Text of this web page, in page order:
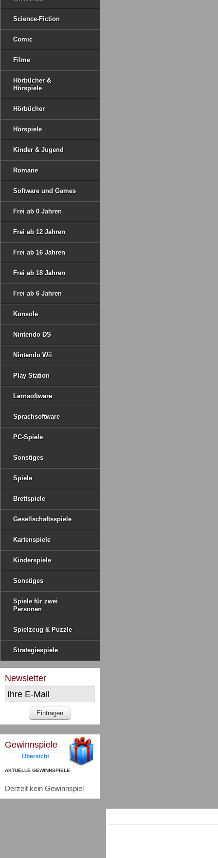
Science-Fiction
Comic
Filme
Hörbücher &
Hörspiele
Hörbücher
Hörspiele
Kinder & Jugend
Romane
Software und Games
Frei ab 0 Jahren
Frei ab 12 Jahren
Frei ab 16 Jahren
Frei ab 18 Jahren
Frei ab 6 Jahren
Konsole
Nintendo DS
Nintendo Wii
Play Station
Lernsoftware
Sprachsoftware
PC-Spiele
Sonstiges
Spiele
Brettspiele
Gesellschaftsspiele
Kartenspiele
Kinderspiele
Sonstiges
Spiele für zwei
Personen
Spielzeug & Puzzle
Strategiespiele
Newsletter
Gewinnspiele
Übersicht
AKTUELLE GEWINNSPIELE
Derzeit kein Gewinnspiel